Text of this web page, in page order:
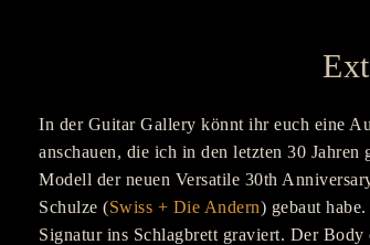
In der Guitar Gallery könnt ihr euch eine
anschauen, die ich in den letzten 30 Jahren
Modell der neuen Versatile 30th
Schulze (Swiss + Die Andern) gebaut
Signatur ins Schlagbrett graviert. Der